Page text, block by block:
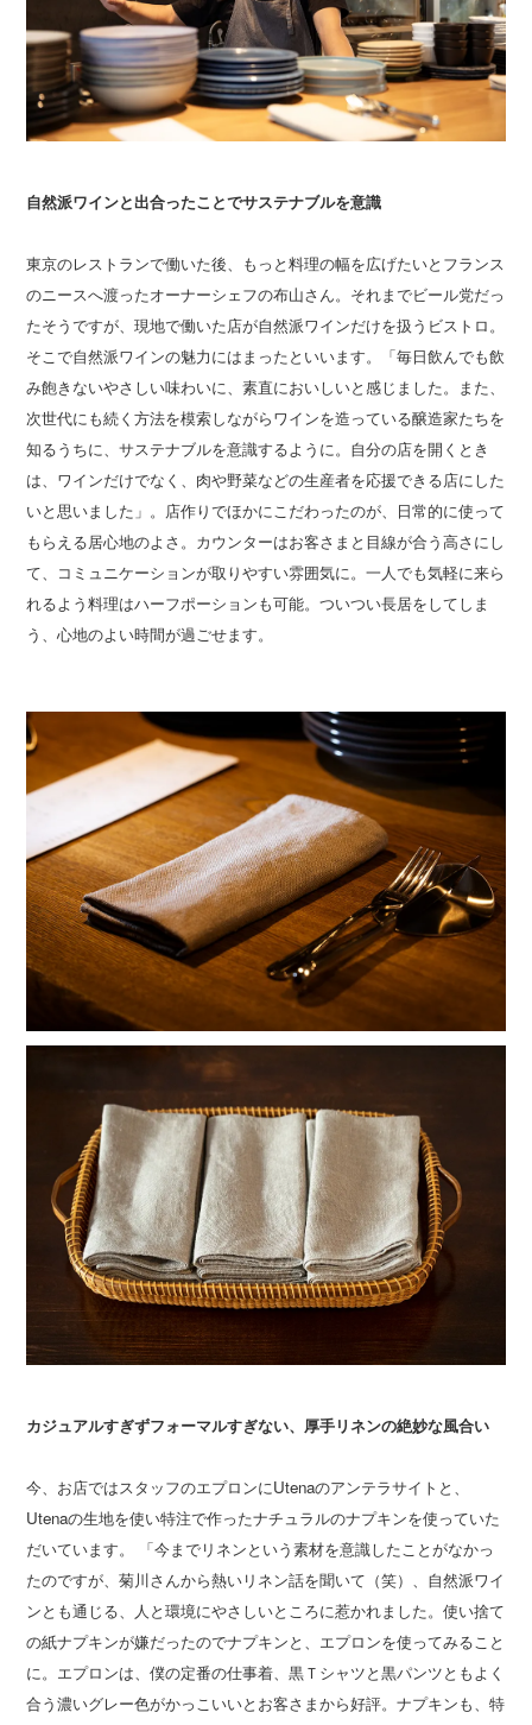
自然派ワインと出合ったことでサステナブルを意識
東京のレストランで働いた後、もっと料理の幅を広げたいとフランス
のニースへ渡ったオーナーシェフの布山さん。それまでビール党だっ
たそうですが、現地で働いた店が自然派ワインだけを扱うビストロ。
そこで自然派ワインの魅力にはまったといいます。「毎日飲んでも飲
み飽きないやさしい味わいに、素直においしいと感じました。また、
次世代にも続く方法を模索しながらワインを造っている醸造家たちを
知るうちに、サステナブルを意識するように。自分の店を開くとき
は、ワインだけでなく、肉や野菜などの生産者を応援できる店にした
いと思いました」。店作りでほかにこだわったのが、日常的に使って
もらえる居心地のよさ。カウンターはお客さまと目線が合う高さにし
て、コミュニケーションが取りやすい雰囲気に。一人でも気軽に来ら
れるよう料理はハーフポーションも可能。ついつい長居をしてしま
う、心地のよい時間が過ごせます。
カジュアルすぎずフォーマルすぎない、厚手リネンの絶妙な風合い
今、お店ではスタッフのエプロンにUtenaのアンテラサイトと、
Utenaの生地を使い特注で作ったナチュラルのナプキンを使っていた
だいています。 「今までリネンという素材を意識したことがなかっ
たのですが、菊川さんから熱いリネン話を聞いて（笑）、自然派ワイ
ンとも通じる、人と環境にやさしいところに惹かれました。使い捨て
の紙ナプキンが嫌だったのでナプキンと、エプロンを使ってみること
に。エプロンは、僕の定番の仕事着、黒Ｔシャツと黒パンツともよく
合う濃いグレー色がかっこいいとお客さまから好評。ナプキンも、特